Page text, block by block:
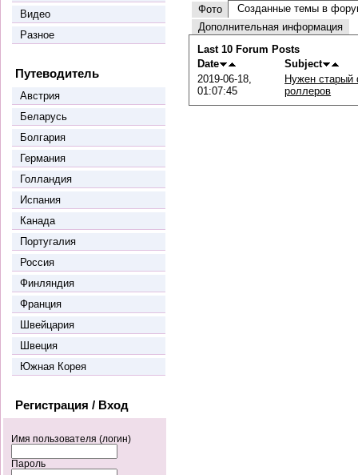
Видео
Разное
Путеводитель
Австрия
Беларусь
Болгария
Германия
Голландия
Испания
Канада
Португалия
Россия
Финляндия
Франция
Швейцария
Швеция
Южная Корея
Регистрация / Вход
Имя пользователя (логин)
Пароль
Фото
Созданные темы в
Дополнительная информация
Last 10 Forum Posts
Date
Subject
2019-06-18,
01:07:45
Нужен
роллеров